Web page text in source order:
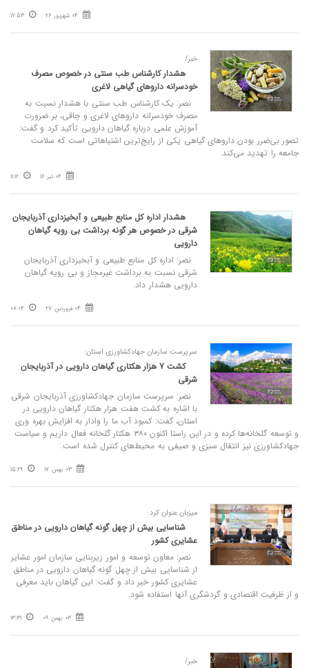
04 شهریور 26 17:53
خبر/
هشدار کارشناس طب سنتی در خصوص مصرف
خودسرانه داروهای گیاهی لاغری
نصر: یک کارشناس طب سنتی با هشدار نسبت به
مصرف خودسرانه داروهای لاغری و چاقی، بر ضرورت
آموزش علمی درباره گیاهان دارویی تأکید کرد و گفت:
تصور بی‌ضرر بودن داروهای گیاهی یکی از رایج‌ترین اشتباهاتی است که سلامت
جامعه را تهدید می‌کند.
04 تیر 16 11:12
هشدار اداره کل منابع طبیعی و آبخیزداری آذربایجان
شرقی در خصوص هر گونه برداشت بی رویه گیاهان
دارویی
نصر: اداره کل منابع طبیعی و آبخیزداری آذربایجان
شرقی نسبت به برداشت غیرمجاز و بی رویه گیاهان
دارویی هشدار داد.
04 فروردین 27 08:04
سرپرست سازمان جهادکشاورزی استان:
کشت 7 هزار هکتاری گیاهان دارویی در آذربایجان
شرقی
نصر: سرپرست سازمان جهادکشاورزی آذربایجان شرقی
با اشاره به کشت هفت هزار هکتار گیاهان دارویی در
استان، گفت: کمبود آب ما را وادار به افزایش بهره وری
و توسعه گلخانه‌ها کرده و در این راستا اکنون ۳۸۰ هکتار گلخانه فعال داریم و سیاست
جهادکشاورزی نیز انتقال سبزی و صیفی به محیط‌های کنترل شده است.
03 بهمن 17 15:29
میزبان عنوان کرد:
شناسایی بیش از چهل گونه گیاهان دارویی در مناطق
عشایری کشور
نصر: معاون توسعه و امور زیربنایی سازمان امور عشایر
از شناسایی بیش از چهل گونه گیاهان دارویی در مناطق
عشایری کشور خبر داد و گفت: این گیاهان باید معرفی
و از ظرفیت اقتصادی و گردشگری آنها استفاده شود.
03 بهمن 09 13:31
خبر/